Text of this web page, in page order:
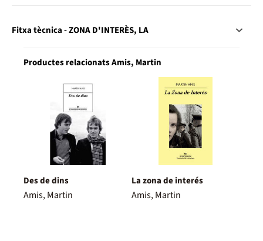
Fitxa tècnica - ZONA D'INTERÈS, LA
Productes relacionats Amis, Martin
Des de dins
Amis, Martin
La zona de interés
Amis, Martin